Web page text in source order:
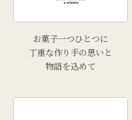
お菓子一つひとつに
丁重な作り手の思いと
物語を込めて